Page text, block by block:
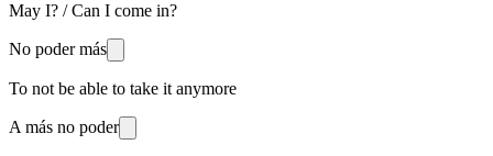
May I? / Can I come in?
No poder más
To not be able to take it anymore
A más no poder